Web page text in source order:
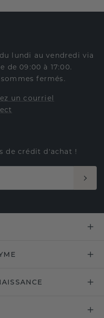
lundi au vendredi via
de 09:00 à 17:00.
fermés.
un courriel
de crédit d'achat !